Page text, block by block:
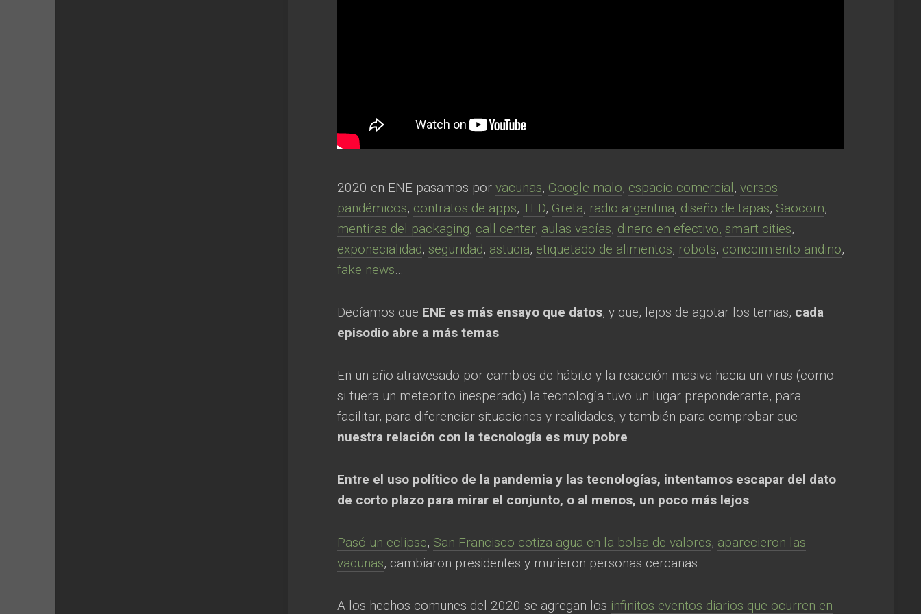
2020 en ENE pasamos por vacunas, Google malo, espacio comercial, versos
pandémicos, contratos de apps, TED, Greta, radio argentina, diseño de tapas, Saocom,
mentiras del packaging, call center, aulas vacías, dinero en efectivo, smart cities,
exponecialidad, seguridad, astucia, etiquetado de alimentos, robots, conocimiento andino,
fake news…
Decíamos que ENE es más ensayo que datos, y que, lejos de agotar los temas, cada
episodio abre a más temas.
En un año atravesado por cambios de hábito y la reacción masiva hacia un virus (como
si fuera un meteorito inesperado) la tecnología tuvo un lugar preponderante, para
facilitar, para diferenciar situaciones y realidades, y también para comprobar que
nuestra relación con la tecnología es muy pobre.
Entre el uso político de la pandemia y las tecnologías, intentamos escapar del dato
de corto plazo para mirar el conjunto, o al menos, un poco más lejos.
Pasó un eclipse, San Francisco cotiza agua en la bolsa de valores, aparecieron las
vacunas, cambiaron presidentes y murieron personas cercanas.
A los hechos comunes del 2020 se agregan los infinitos eventos diarios que ocurren en